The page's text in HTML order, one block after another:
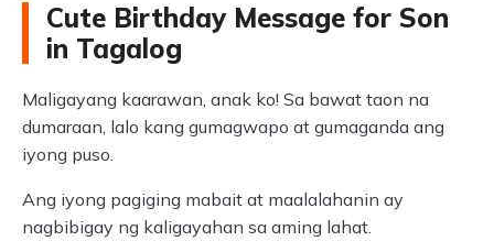
Cute Birthday Message for Son
in Tagalog
Maligayang kaarawan, anak ko! Sa bawat taon na
dumaraan, lalo kang gumagwapo at gumaganda ang
iyong puso.
Ang iyong pagiging mabait at maalalahanin ay
nagbibigay ng kaligayahan sa aming lahat.